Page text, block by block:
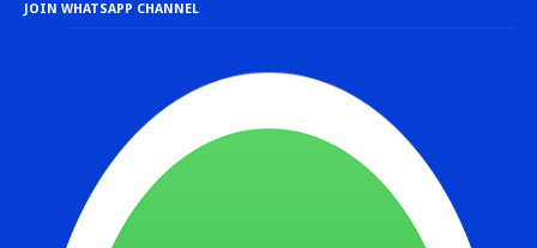
JOIN WHATSAPP CHANNEL